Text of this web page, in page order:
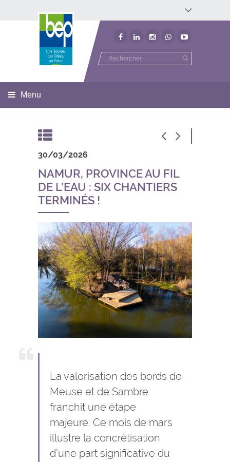
Développement économique
Développement territorial
Menu
30/03/2026
NAMUR, PROVINCE AU FIL
DE L’EAU : SIX CHANTIERS
TERMINÉS !
La valorisation des bords de
Meuse et de Sambre
franchit une étape
majeure. Ce mois de mars
illustre la concrétisation
d’une part significative du